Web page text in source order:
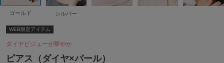
ゴールド シルバー
WEB限定アイテム
ダイヤビジューが華やか
ピアス（ダイヤ×パール）